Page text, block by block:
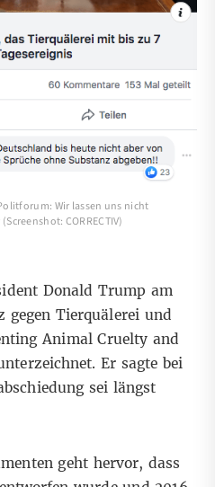
Wir lassen uns nicht
CORRECTIV)
Donald Trump am
gegen Tierquälerei und
Animal Cruelty and
Er sagte bei
sei längst
geht hervor, dass